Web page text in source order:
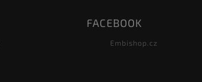
FACEBOOK
Embishop.cz